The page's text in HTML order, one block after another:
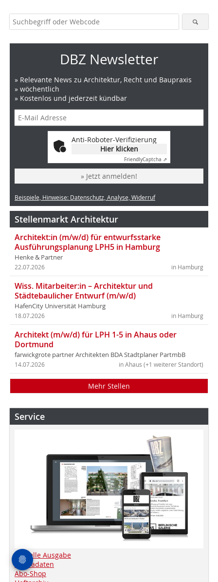
DBZ Newsletter
» Relevante News zu Architektur, Recht und Baupraxis
» wöchentlich
» Kostenlos und jederzeit kündbar
Anti-Roboter-Verifizierung
Hier klicken
FriendlyCaptcha ⇗
» Jetzt anmelden!
Beispiele, Hinweise: Datenschutz, Analyse, Widerruf
Stellenmarkt Architektur
Architekt:in (m/w/d) für entwurfsstarke
Ausführungsplanung LPH5 in Hamburg
Henke & Partner
in Hamburg
22.07.2026
Wiss. Mitarbeiter:in – Architektur und
Städtebaulicher Entwurf (m/w/d)
HafenCity Universität Hamburg
in Hamburg
18.07.2026
Architekt (m/w/d) für LPH 1-5 in Ahaus oder
Dortmund
farwickgrote partner Architekten BDA Stadtplaner PartmbB
in Ahaus (+1 weiterer Standort)
14.07.2026
Mehr Stellen
Service
Aktuelle Ausgabe
Mediadaten
Abo-Shop